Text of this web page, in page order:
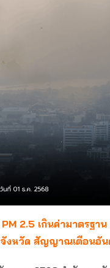
2.5 เกินค่ามาตรฐา
งหวัด สัญญาณเตือนอัน